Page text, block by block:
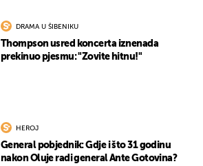
DRAMA U ŠIBENIKU
Thompson usred koncerta iznenada
prekinuo pjesmu: "Zovite hitnu!"
HEROJ
General pobjednik: Gdje i što 31 godinu
nakon Oluje radi general Ante Gotovina?